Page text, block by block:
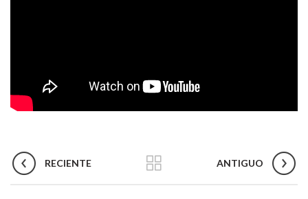
RECIENTE ANTIGUO